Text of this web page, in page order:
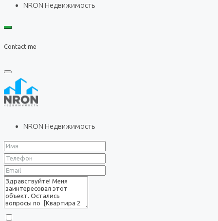
NRON Недвижимость
Contact me
NRON Недвижимость